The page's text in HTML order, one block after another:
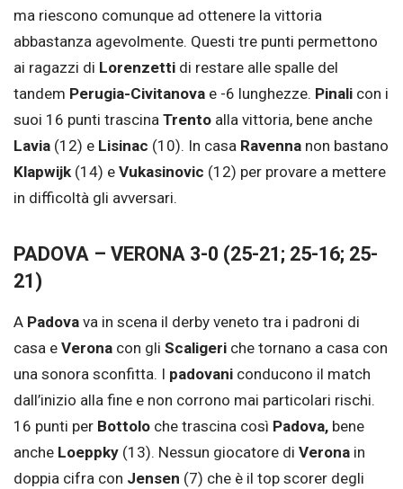
ma riescono comunque ad ottenere la vittoria
abbastanza agevolmente. Questi tre punti permettono
ai ragazzi di Lorenzetti di restare alle spalle del
tandem Perugia-Civitanova e -6 lunghezze. Pinali con i
suoi 16 punti trascina Trento alla vittoria, bene anche
Lavia (12) e Lisinac (10). In casa Ravenna non bastano
Klapwijk(14) e Vukasinovic (12) per provare a mettere
in difficoltà gli avversari.
PADOVA – VERONA 3-0 (25-21; 25-16; 25-
21)
A Padova va in scena il derby veneto tra i padroni di
casa e Verona con gli Scaligeri che tornano a casa con
una sonora sconfitta. I padovani conducono il match
dall’inizio alla fine e non corrono mai particolari rischi.
16 punti per Bottolo che trascina così Padova, bene
anche Loeppky (13). Nessun giocatore di Verona in
doppia cifra con Jensen (7) che è il top scorer degli